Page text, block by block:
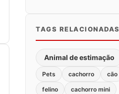
TAGS RELACIONADAS
Animal de estimação
Pets cachorro cão
felino cachorro mini